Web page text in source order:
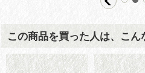
この商品を買った人は、こ